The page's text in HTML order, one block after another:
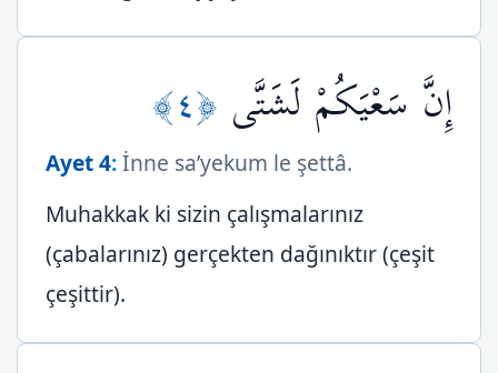
إِنَّ سَعْيَكُمْ لَشَتَّى ﴿٤﴾
Ayet 4:İnne sa’yekum le şettâ.
Muhakkak ki sizin çalışmalarınız
(çabalarınız) gerçekten dağınıktır (çeşit
çeşittir).